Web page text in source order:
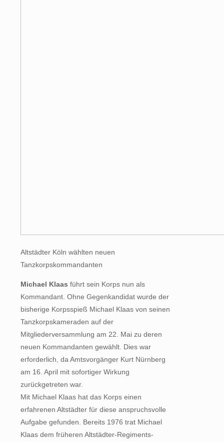
Altstädter Köln wählten neuen
Tanzkorpskommandanten
Michael Klaas führt sein Korps nun als
Kommandant. Ohne Gegenkandidat wurde der
bisherige Korpsspieß Michael Klaas von seinen
Tanzkorpskameraden auf der
Mitgliederversammlung am 22. Mai zu deren
neuen Kommandanten gewählt. Dies war
erforderlich, da Amtsvorgänger Kurt Nürnberg
am 16. April mit sofortiger Wirkung
zurückgetreten war.
Mit Michael Klaas hat das Korps einen
erfahrenen Altstädter für diese anspruchsvolle
Aufgabe gefunden. Bereits 1976 trat Michael
Klaas dem früheren Altstädter-Regiments-